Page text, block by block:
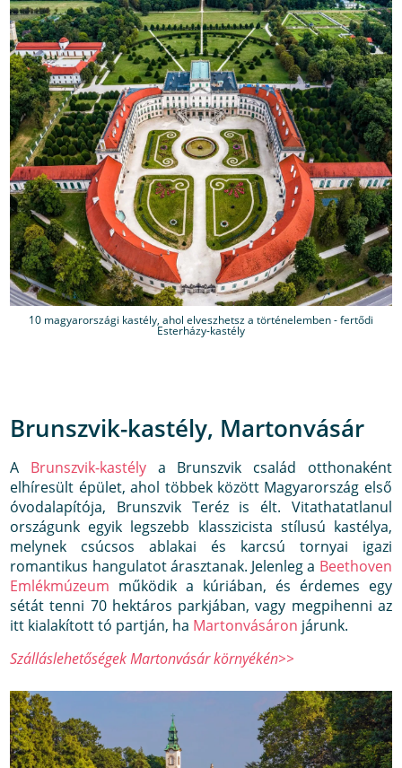
10 magyarországi kastély, ahol elveszhetsz a történelemben - fertődi
Esterházy-kastély
Brunszvik-kastély, Martonvásár
A Brunszvik-kastélya Brunszvik család otthonaként
elhíresült épület, ahol többek között Magyarország első
óvodalapítója, Brunszvik Teréz is élt. Vitathatatlanul
országunk egyik legszebb klasszicista stílusú kastélya,
melynek csúcsos ablakai és karcsú tornyai igazi
romantikus hangulatot árasztanak. Jelenleg a Beethoven
Emlékmúzeum működik a kúriában, és érdemes egy
sétát tenni 70 hektáros parkjában, vagy megpihenni az
itt kialakított tó partján, ha Martonvásáron járunk.
Szálláslehetőségek Martonvásár környékén>>